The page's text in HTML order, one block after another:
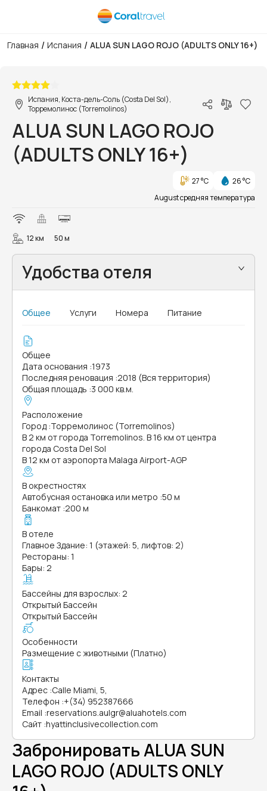
Главная / Испания / ALUA SUN LAGO ROJO (ADULTS ONLY 16+)
Испания, Коста-дель-Соль (Costa Del Sol),
Торремолинос (Torremolinos)
ALUA SUN LAGO ROJO
(ADULTS ONLY 16+)
27 °C
26 °C
August средняя температура
12 км 50 м
Удобства отеля
Общее Услуги Номера Питание
Общее
Дата основания :1973
Последняя реновация :2018 (Вся территория)
Общая площадь :3 000 кв.м.
Расположение
Город :Торремолинос (Torremolinos)
В 2 км от города Torremolinos. В 16 км от центра
города Costa Del Sol
В 12 км от аэропорта Malaga Airport-AGP
В окрестностях
Автобусная остановка или метро :50 м
Банкомат :200 м
В отеле
Главное Здание: 1 (этажей: 5, лифтов: 2)
Рестораны: 1
Бары: 2
Бассейны для взрослых: 2
Открытый Бассейн
Открытый Бассейн
Особенности
Размещение с животными (Платно)
Контакты
Адрес :Calle Miami, 5,
Телефон :+(34) 952387666
Email :reservations.aulgr@aluahotels.com
Сайт :hyattinclusivecollection.com
Забронировать ALUA SUN
LAGO ROJO (ADULTS ONLY